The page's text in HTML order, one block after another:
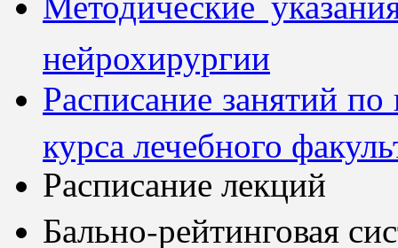
нейрохирургии
Расписание занятий
курса лечебного
Расписание лекций
Бально-рейтинговая